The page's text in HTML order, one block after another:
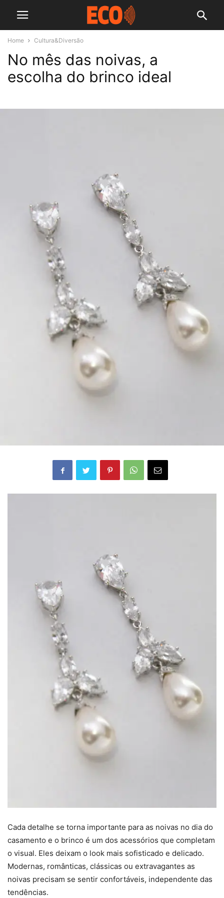
Home Cultura&Diversão
No mês das noivas, a
escolha do brinco ideal
Cada detalhe se torna importante para as noivas no dia do
casamento e o brinco é um dos acessórios que completam
o visual. Eles deixam o look mais sofisticado e delicado.
Modernas, românticas, clássicas ou extravagantes as
noivas precisam se sentir confortáveis, independente das
tendências.